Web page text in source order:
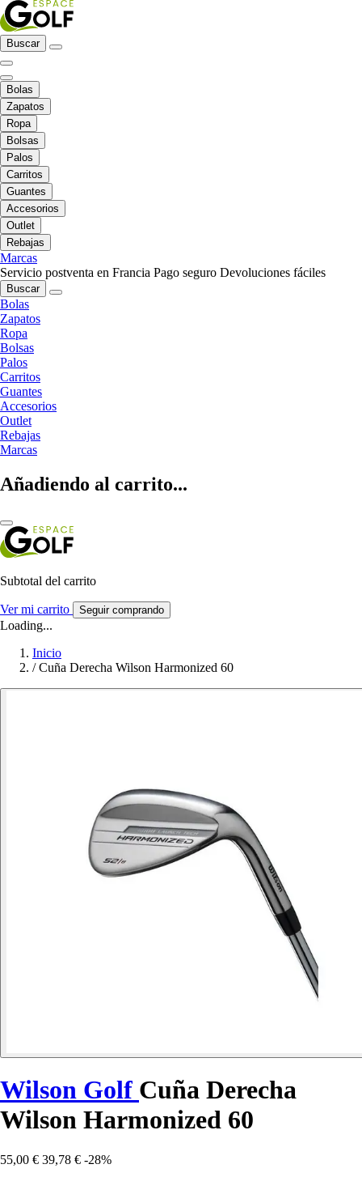
Buscar
Bolas
Zapatos
Ropa
Bolsas
Palos
Carritos
Guantes
Accesorios
Outlet
Rebajas
Marcas
Servicio postventa en Francia Pago seguro Devoluciones fáciles
Buscar
Bolas
Zapatos
Ropa
Bolsas
Palos
Carritos
Guantes
Accesorios
Outlet
Rebajas
Marcas
Añadiendo al carrito...
Subtotal del carrito
Ver mi carrito Seguir comprando
Loading...
Inicio
/ Cuña Derecha Wilson Harmonized 60
Wilson Golf Cuña Derecha
Wilson Harmonized 60
55,00 € 39,78 € -28%